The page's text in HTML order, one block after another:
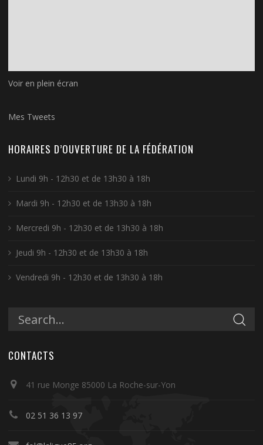
Voir en plein écran
Mes Tweets
HORAIRES D’OUVERTURE DE LA FÉDÉRATION
Lundi 9h - 12h30 et de 13h30 à 18h
Mardi 9h - 12h30 et de 13h30 à 18h
Mercredi 9h - 12h30 et de 13h30 à 18h
Jeudi 9h - 12h30 et de 13h30 à 18h
Vendredi 9h - 12h30 et de 13h30 à 18h
CONTACTS
41 rue Monge 85000 La Roche-sur-Yon
02 51 36 13 97